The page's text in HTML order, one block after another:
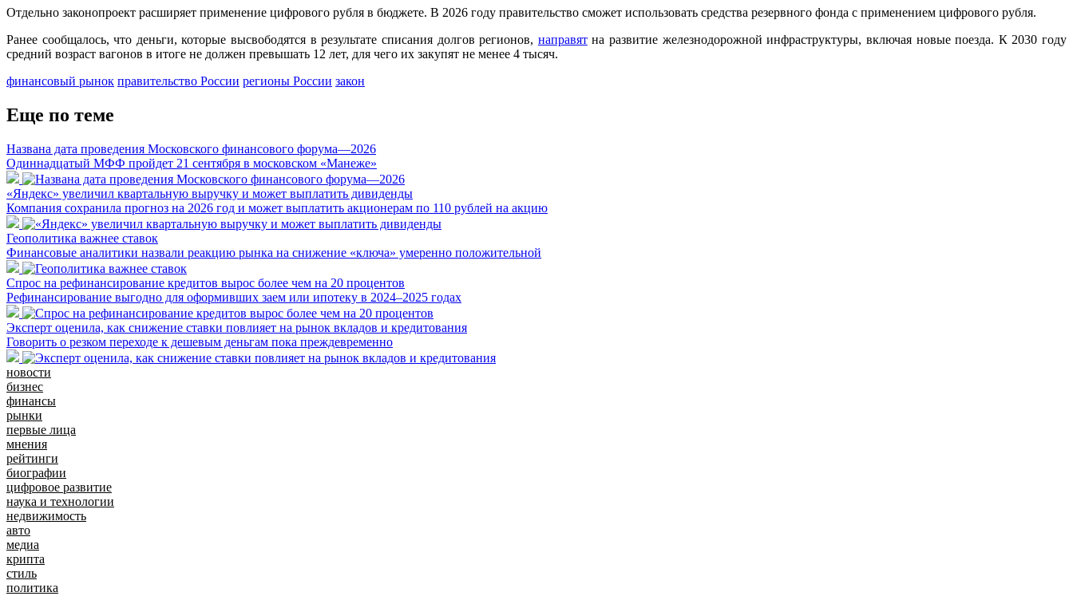
Отдельно законопроект расширяет применение цифрового рубля в бюджете. В 2026 году правительство сможет использовать средства резервного фонда с применением цифрового рубля.
Ранее сообщалось, что деньги, которые высвободятся в результате списания долгов регионов, направятна развитие железнодорожной инфраструктуры, включая новые поезда. К 2030 году
средний возраст вагонов в итоге не должен превышать 12 лет, для чего их закупят не менее 4 тысяч.
финансовый рынок правительство России регионы России закон
Еще по теме
Названа дата проведения Московского финансового форума—2026
Одиннадцатый МФФ пройдет 21 сентября в московском «Манеже»
«Яндекс» увеличил квартальную выручку и может выплатить дивиденды
Компания сохранила прогноз на 2026 год и может выплатить акционерам по 110 рублей на акцию
Геополитика важнее ставок
Финансовые аналитики назвали реакцию рынка на снижение «ключа» умеренно положительной
Спрос на рефинансирование кредитов вырос более чем на 20 процентов
Рефинансирование выгодно для оформивших заем или ипотеку в 2024–2025 годах
Эксперт оценила, как снижение ставки повлияет на рынок вкладов и кредитования
Говорить о резком переходе к дешевым деньгам пока преждевременно
новости
бизнес
финансы
рынки
первые лица
мнения
рейтинги
биографии
цифровое развитие
наука и технологии
недвижимость
авто
медиа
крипта
стиль
политика